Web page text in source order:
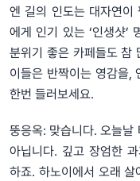
엔 길의 인도는 대자연이
에게 인기 있는 ‘인생샷’
분위기 좋은 카페들도 참
이들은 반짝이는 영감을,
한번 들러보세요.
뚱응옥: 맞습니다. 오늘날
아닙니다. 깊고 장엄한
하죠. 하노이에서 오래